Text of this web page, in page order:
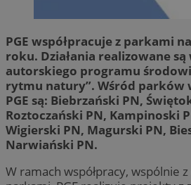
PGE współpracuje z parkami
roku. Działania realizowane
autorskiego programu
rytmu natury”. Wśród parków
PGE są: Biebrzański PN,
Roztoczański PN, Kampinoski
Wigierski PN, Magurski PN,
Narwiański PN.
W ramach współpracy, wspólnie